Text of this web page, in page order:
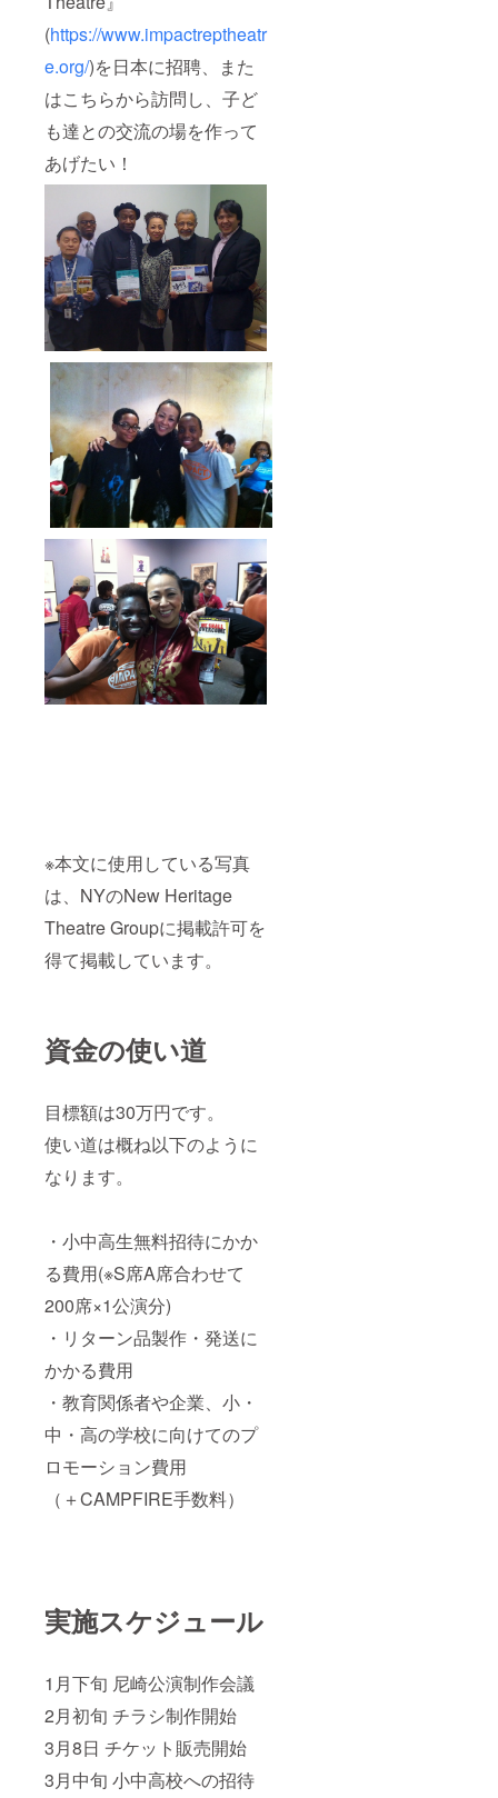
(https://www.impactreptheatr
e.org/)を日本に招聘、また
はこちらから訪問し、子ど
も達との交流の場を作って
あげたい！
※本文に使用している写真
は、NYのNew Heritage
Theatre Groupに掲載許可を
得て掲載しています。
資金の使い道
目標額は30万円です。
使い道は概ね以下のように
なります。
・小中高生無料招待にかか
る費用(※S席A席合わせて
200席×1公演分)
・リターン品製作・発送に
かかる費用
・教育関係者や企業、小・
中・高の学校に向けてのプ
ロモーション費用
（＋CAMPFIRE手数料）
実施スケジュール
1月下旬 尼崎公演制作会議
2月初旬 チラシ制作開始
3月8日 チケット販売開始
3月中旬 小中高校への招待